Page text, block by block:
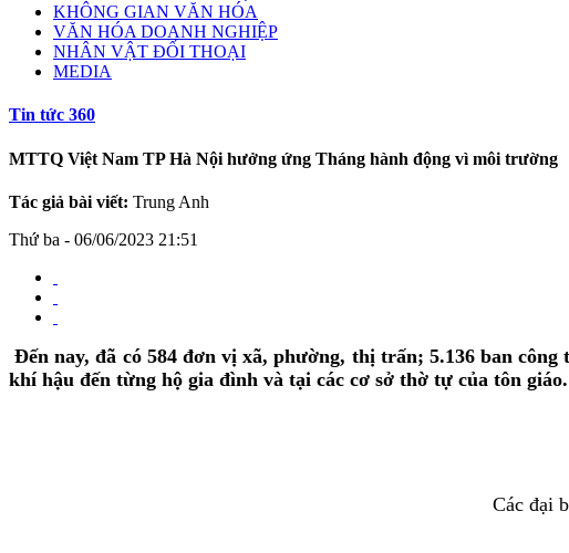
KHÔNG GIAN VĂN HÓA
VĂN HÓA DOANH NGHIỆP
NHÂN VẬT ĐỐI THOẠI
MEDIA
Tin tức 360
MTTQ Việt Nam TP Hà Nội hưởng ứng Tháng hành động vì môi trường
Tác giả bài viết: Trung Anh
Thứ ba - 06/06/2023 21:51
Đến nay, đã có 584 đơn vị xã, phường, thị trấn; 5.136 ban
khí hậu đến từng hộ gia đình và tại các cơ sở thờ tự của tôn giáo.
Các đại